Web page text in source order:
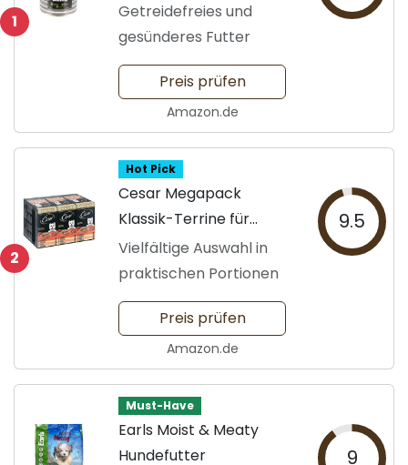
1
Getreidefreies und
gesünderes Futter
Preis prüfen
Amazon.de
2
Hot Pick
Cesar Megapack
Klassik-Terrine für
Hunde
Vielfältige Auswahl in
praktischen Portionen
9.5
Preis prüfen
Amazon.de
Must-Have
Earls Moist & Meaty
Hundefutter
9